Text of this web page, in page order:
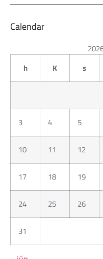
Calendar
h
K s
3 4 5
10 11 12
17 18 19
24 25 26
31